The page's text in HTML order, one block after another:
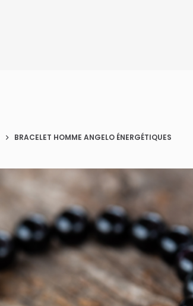
BRACELET HOMME ANGELO ÉNERGÉTIQUES